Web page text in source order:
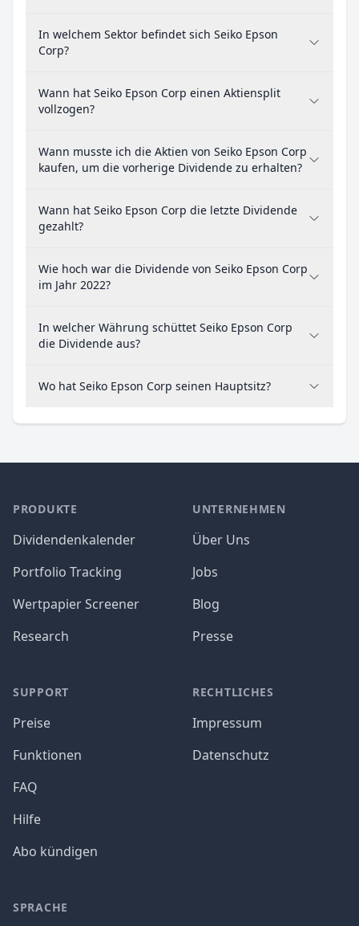
In welchem Sektor befindet sich Seiko Epson
Corp?
Wann hat Seiko Epson Corp einen Aktiensplit
vollzogen?
Wann musste ich die Aktien von Seiko Epson Corp
kaufen, um die vorherige Dividende zu erhalten?
Wann hat Seiko Epson Corp die letzte Dividende
gezahlt?
Wie hoch war die Dividende von Seiko Epson Corp
im Jahr 2022?
In welcher Währung schüttet Seiko Epson Corp
die Dividende aus?
Wo hat Seiko Epson Corp seinen Hauptsitz?
PRODUKTE
Dividendenkalender
Portfolio Tracking
Wertpapier Screener
Research
SUPPORT
Preise
Funktionen
FAQ
Hilfe
Abo kündigen
UNTERNEHMEN
Über Uns
Jobs
Blog
Presse
RECHTLICHES
Impressum
Datenschutz
SPRACHE